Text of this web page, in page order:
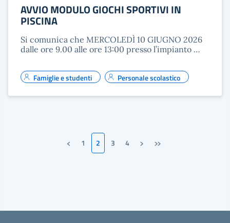
AVVIO MODULO GIOCHI SPORTIVI IN
PISCINA
Si comunica che MERCOLEDÌ 10 GIUGNO 2026
dalle ore 9.00 alle ore 13:00 presso l’impianto …
Famiglie e studenti Personale scolastico
‹Pagina precedente
1 2 3 4 Pagina successiva
› Ultima pagina
»